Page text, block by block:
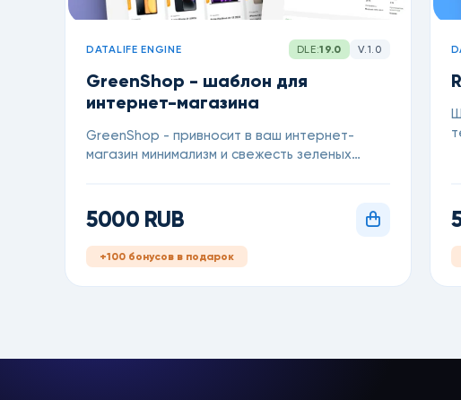
DATALIFE ENGINE DLE:19.0 V.1.0
GreenShop - шаблон для
интернет-магазина
GreenShop - привносит в ваш интернет-
магазин минимализм и свежесть зеленых
5000 RUB
+100 бонусов в подарок